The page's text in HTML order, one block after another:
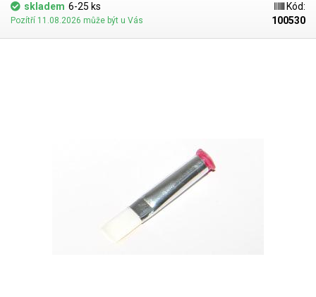
skladem 6-25 ks
Pozítří 11.08.2026 může být u Vás
Kód:
100530